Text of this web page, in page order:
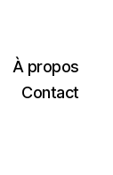
À propos
Contact